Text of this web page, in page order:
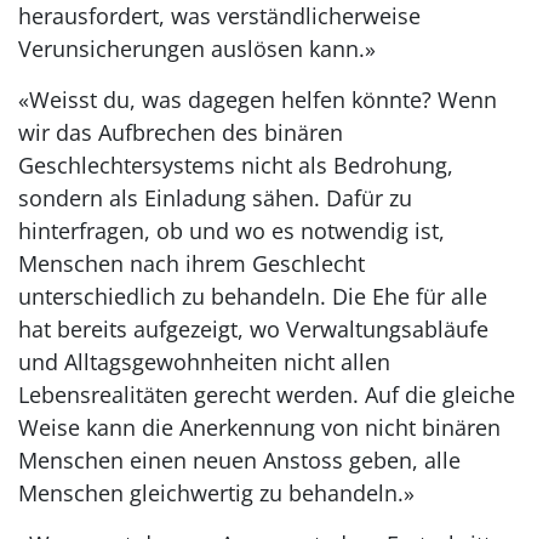
herausfordert, was verständlicherweise
Verunsicherungen auslösen kann.»
«Weisst du, was dagegen helfen könnte? Wenn
wir das Aufbrechen des binären
Geschlechtersystems nicht als Bedrohung,
sondern als Einladung sähen. Dafür zu
hinterfragen, ob und wo es notwendig ist,
Menschen nach ihrem Geschlecht
unterschiedlich zu behandeln. Die Ehe für alle
hat bereits aufgezeigt, wo Verwaltungsabläufe
und Alltagsgewohnheiten nicht allen
Lebensrealitäten gerecht werden. Auf die gleiche
Weise kann die Anerkennung von nicht binären
Menschen einen neuen Anstoss geben, alle
Menschen gleichwertig zu behandeln.»